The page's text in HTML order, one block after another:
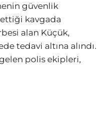
güvenlik
kavgada
alan Küçük,
tedavi altına alındı.
polis ekipleri,